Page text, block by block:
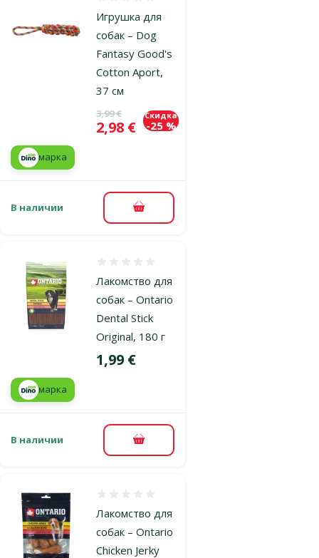
Игрушка для
собак – Dog
Fantasy Good's
Cotton Aport,
37 см
Исходная цена
3,99 €
Цена
2,98 €
Скидка
-25 %
марка
В наличии В корзину
Лакомство для
собак – Ontario
Dental Stick
Original, 180 г
Цена
1,99 €
марка
В наличии В корзину
Лакомство для
собак – Ontario
Chicken Jerky